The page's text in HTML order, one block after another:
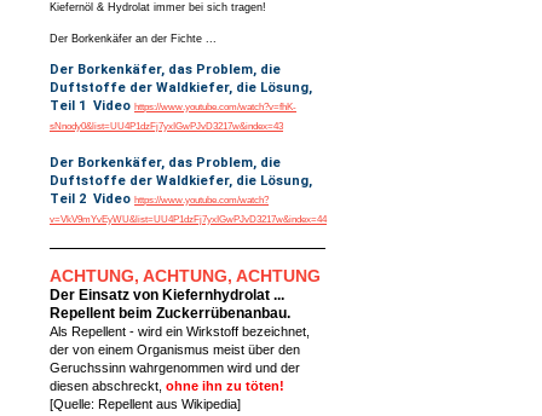
Kiefernöl & Hydrolat immer bei sich tragen!
Der Borkenkäfer an der Fichte ...
Der Borkenkäfer, das Problem, die
Duftstoffe der Waldkiefer, die Lösung,
Teil 1 Video https://www.youtube.com/watch?v=fhK-
sNnody0&list=UU4P1dzFj7yxIGwPJvD3217w&index=43
Der Borkenkäfer, das Problem, die
Duftstoffe der Waldkiefer, die Lösung,
Teil 2 Video https://www.youtube.com/watch?
v=VkV9mYvEyWU&list=UU4P1dzFj7yxIGwPJvD3217w&index=44
ACHTUNG, ACHTUNG, ACHTUNG
Der Einsatz von Kiefernhydrolat ...
Repellent beim Zuckerrübenanbau.
Als Repellent - wird ein Wirkstoff bezeichnet,
der von einem Organismus meist über den
Geruchssinn wahrgenommen wird und der
diesen abschreckt, ohne ihn zu töten!
[Quelle: Repellent aus Wikipedia]